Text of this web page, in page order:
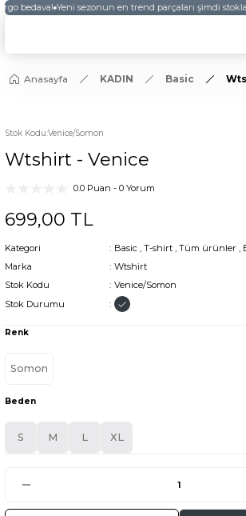
bedava! Yeni sezonun en trend parçaları şimdi
Anasayfa KADIN Basic
Stok Kodu:Venice/Somon
Wtshirt - Venice
0.0 Puan - 0 Yorum
699,00 TL
Kategori Basic , T-shirt , Tüm ürünler ,
Marka
Wtshirt
Stok Kodu
Venice/Somon
Stok Durumu
Renk
Somon
Beden
S M L XL